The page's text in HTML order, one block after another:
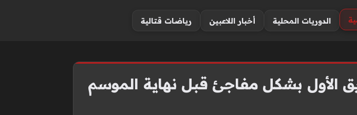
الدوريات المحلية أخبار اللاعبين رياضات قتالية
الأول بشكل مفاجئ قبل نهاية الموسم